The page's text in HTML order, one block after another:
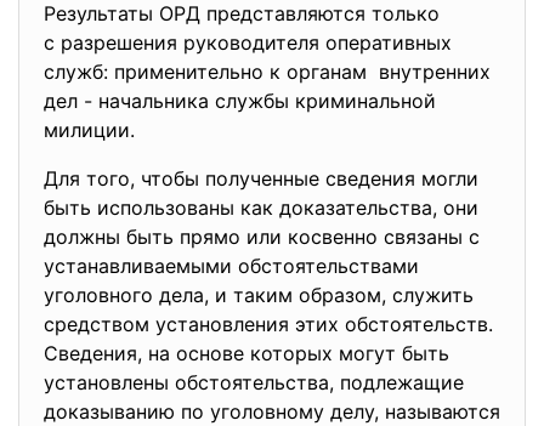
Результаты ОРД представляются только
с разрешения руководителя оперативных
служб: применительно к органам внутренних
дел - начальника службы криминальной
милиции.
Для того, чтобы полученные сведения могли
быть использованы как доказательства, они
должны быть прямо или косвенно связаны с
устанавливаемыми обстоятельствами
уголовного дела, и таким образом, служить
средством установления этих обстоятельств.
Сведения, на основе которых могут быть
установлены обстоятельства, подлежащие
доказыванию по уголовному делу, называются